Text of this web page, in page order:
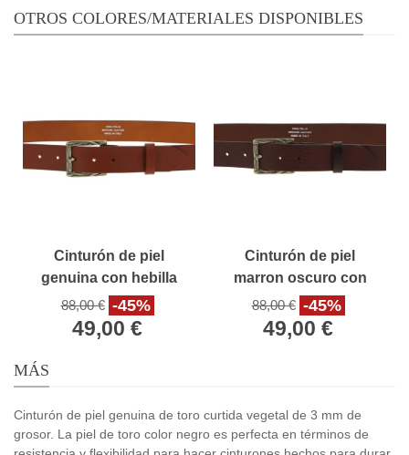
OTROS COLORES/MATERIALES DISPONIBLES
Cinturón de piel
genuina con hebilla
rectangular de metal
clásica
88,00 € -45%
49,00 €
Cinturón de piel
marron oscuro con
hebilla rectangular de
metal clásica
88,00 € -45%
49,00 €
MÁS
Cinturón de piel genuina de toro curtida vegetal de 3 mm de
grosor. La piel de toro color negro es perfecta en términos de